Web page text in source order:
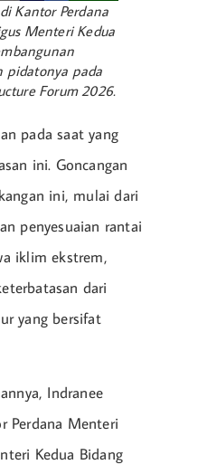
Kantor Perdana
Menteri Kedua
pidatonya pada
Forum 2026.
pada saat yang
ini. Goncangan
ini, mulai dari
penyesuaian rantai
iklim ekstrem,
dari
yang bersifat
Indranee
Perdana Menteri
Kedua Bidang